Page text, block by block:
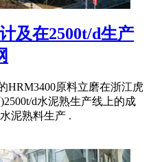
及在2500t/d生产
HRM3400原料立磨在浙江虎
d水泥熟生产线上的成
泥熟料生产 .